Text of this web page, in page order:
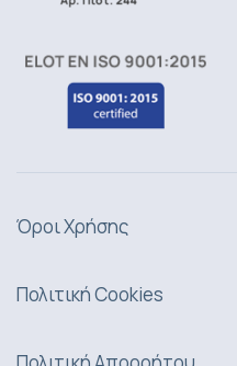
Όροι Χρήσης
Πολιτική Cookies